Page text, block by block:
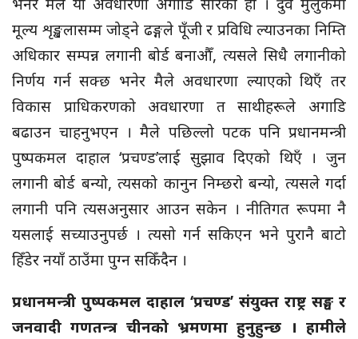
मूल्य शृङ्खलासम्म जोड्ने ढङ्गले पूँजी र प्रविधि ल्याउनका निम्ति
अधिकार सम्पन्न लगानी बोर्ड बनाऔँ, त्यसले सिधै लगानीको
निर्णय गर्न सक्छ भनेर मैले अवधारणा ल्याएको थिएँ तर
विकास प्राधिकरणको अवधारणा त साथीहरूले अगाडि
बढाउन चाहनुभएन । मैले पछिल्लो पटक पनि प्रधानमन्त्री
पुष्पकमल दाहाल ‘प्रचण्ड’लाई सुझाव दिएको थिएँ । जुन
लगानी बोर्ड बन्यो, त्यसको कानुन निम्छरो बन्यो, त्यसले गर्दा
लगानी पनि त्यसअनुसार आउन सकेन । नीतिगत रूपमा नै
यसलाई सच्याउनुपर्छ । त्यसो गर्न सकिएन भने पुरानै बाटो
हिँडेर नयाँ ठाउँमा पुग्न सकिँदैन ।
प्रधानमन्त्री पुष्पकमल दाहाल ‘प्रचण्ड’ संयुक्त राष्ट्र सङ्घ र
जनवादी गणतन्त्र चीनको भ्रमणमा हुनुहुन्छ । हामीले